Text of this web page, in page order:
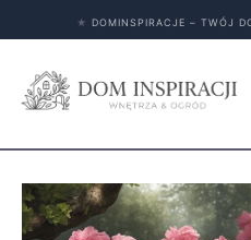
★ DOMINSPIRACJE – TWÓJ